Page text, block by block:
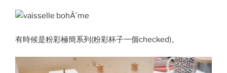
有時候是粉彩極簡系列(粉彩杯子一個checked)。